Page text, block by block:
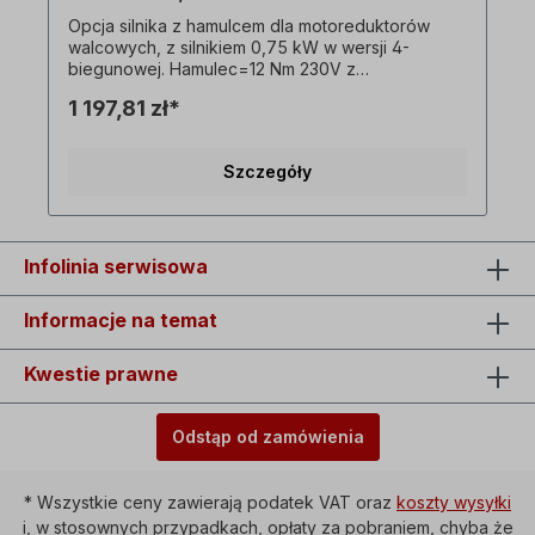
Opcja silnika z hamulcem dla motoreduktorów
walcowych, z silnikiem 0,75 kW w wersji 4-
biegunowej. Hamulec=12 Nm 230V z
hamulcem i dostępny tylko w połączeniu z
przykładami! Zastrzega się prawo do zmian
1 197,81 zł*
Szczegóły
Infolinia serwisowa
Informacje na temat
Kwestie prawne
Odstąp od zamówienia
* Wszystkie ceny zawierają podatek VAT oraz koszty wysyłki
i, w stosownych przypadkach, opłaty za pobraniem, chyba że